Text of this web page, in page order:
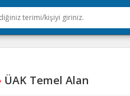
ÜAK Temel Alan